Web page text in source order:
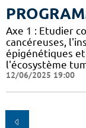
Axe 1 : Etudier
cancéreuses,
épigénétiques
l'écosystème
12/06/2025 19:00